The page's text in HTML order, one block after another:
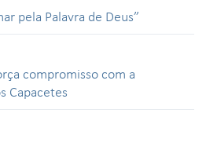
pela Palavra de Deus”
compromisso com a
Capacetes